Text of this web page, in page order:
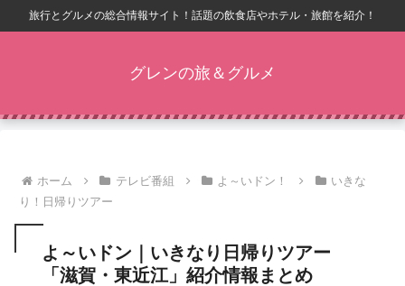
旅行とグルメの総合情報サイト！話題の飲食店やホテル・旅館を紹介！
グレンの旅＆グルメ
ホーム テレビ番組 よ～いドン！
いきな
り！日帰りツアー
よ～いドン｜いきなり日帰りツアー
「滋賀・東近江」紹介情報まとめ